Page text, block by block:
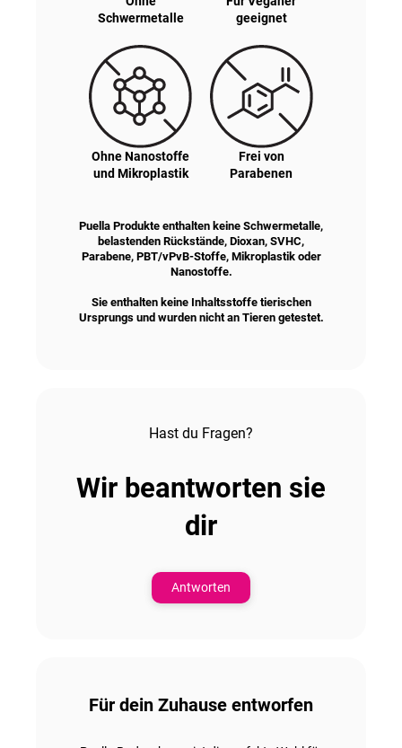
Schwermetalle
geeignet
Ohne Nanostoffe
und Mikroplastik
Frei von
Parabenen
Puella Produkte enthalten keine Schwermetalle,
belastenden Rückstände, Dioxan, SVHC,
Parabene, PBT/vPvB-Stoffe, Mikroplastik oder
Nanostoffe.
Sie enthalten keine Inhaltsstoffe tierischen
Ursprungs und wurden nicht an Tieren getestet.
Hast du Fragen?
Wir beantworten sie
dir
Antworten
Für dein Zuhause entworfen